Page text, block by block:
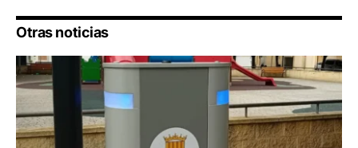
Otras noticias